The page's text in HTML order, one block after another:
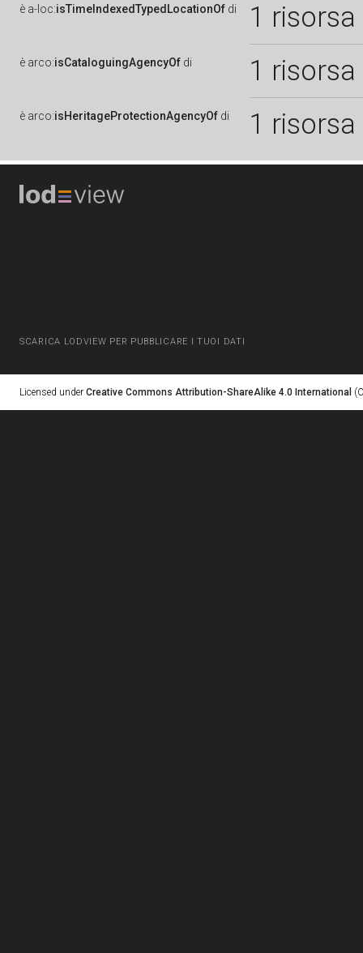
è a-loc:isTimeIndexedTypedLocationOf di 1 risorsa
è arco:isCataloguingAgencyOf di 1 risorsa
è arco:isHeritageProtectionAgencyOf di 1 risorsa
SCARICA LODVIEW PER PUBBLICARE I TUOI DATI
Licensed under Creative Commons Attribution-ShareAlike 4.0 International